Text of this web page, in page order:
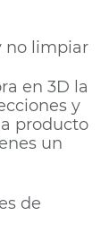
no limpiar
en 3D la
y
producto
un
de